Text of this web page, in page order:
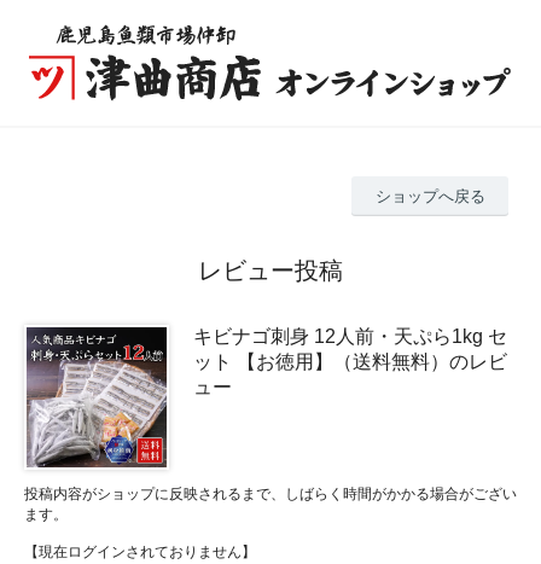
ショップへ戻る
レビュー投稿
キビナゴ刺身 12人前・天ぷら1kg セ
ット 【お徳用】（送料無料）のレビ
ュー
投稿内容がショップに反映されるまで、しばらく時間がかかる場合がござい
ます。
【現在ログインされておりません】